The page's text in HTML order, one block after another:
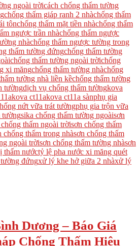
ngoài trờicách chống thấm tường
chống thấm giáp ranh 2 nhàchống thấm
tônchống thấm mặt tiền nhàchống thấm
ngược trần nhàchống thấm ngược
nhàchống thấm ngược tường trong
thấm tường đứngchống thấm tường
chống thấm tường ngoài trờichống
xi măngchống thấm tường nhàchống
tường nhà liền kềchống thấm tường
tườngdịch vụ chống thấm tườngkova
kova ct11akova ct11a sànphụ gia
nứt vữa trát tườngphụ gia trộn vữa
tườngsika chống thấm tường ngoàisơn
thấm ngoài trờisơn chống thấm
chống thấm trong nhàsơn chống thấm
ngoài trờisơn chống thấm tường nhàsơn
thấm nướctỷ lệ pha nước xi măng quét
đứngxử lý khe hở giữa 2 nhàxử lý
Dương – Báo Giá
Chống Thấm Hiệu